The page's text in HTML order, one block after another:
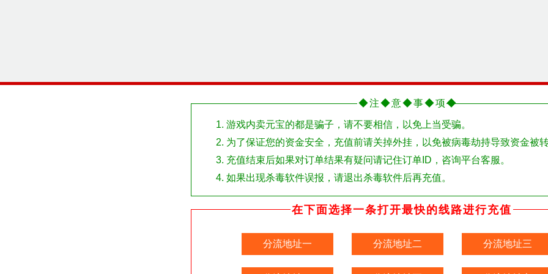
◆注◆意◆事◆项◆
游戏内卖元宝的都是骗子，请不要相信，以免上当受骗。
为了保证您的资金安全，充值前请关掉外挂，以免被病毒劫持导致资金被
充值结束后如果对订单结果有疑问请记住订单ID，咨询平台客服。
如果出现杀毒软件误报，请退出杀毒软件后再充值。
在下面选择一条打开最快的线路进行充值
分流地址一 分流地址二 分流地址三